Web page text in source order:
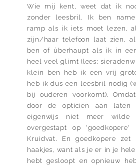
Wie mij kent, weet dat ik
zonder leesbril. Ik ben
ramp als ik iets moet lezen,
zijn/haar telefoon laat zien,
ben of überhaupt als ik in
heel veel glimt (lees:
klein ben heb ik een vrij
heb ik dus een leesbril nodig
bij ouderen voorkomt).
door de opticien aan laten
eigenwijs niet meer wilde
overgestapt op 'goedkopere'
Kruidvat. En goedkopere zet
haakjes, want als je er in je
hebt gesloopt en opnieuw